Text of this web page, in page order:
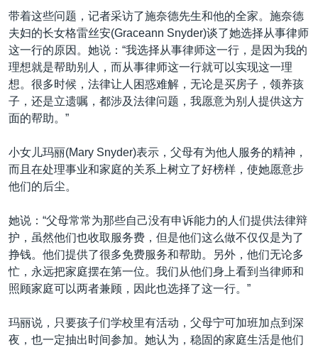
带着这些问题，记者采访了施奈德先生和他的全家。施奈德
夫妇的长女格雷丝安(Graceann Snyder)谈了她选择从事律师
这一行的原因。她说：“我选择从事律师这一行，是因为我的
理想就是帮助别人，而从事律师这一行就可以实现这一理
想。很多时候，法律让人困惑难解，无论是买房子，领养孩
子，还是立遗嘱，都涉及法律问题，我愿意为别人提供这方
面的帮助。”
小女儿玛丽(Mary Snyder)表示，父母有为他人服务的精神，
而且在处理事业和家庭的关系上树立了好榜样，使她愿意步
他们的后尘。
她说：“父母常常为那些自己没有申诉能力的人们提供法律辩
护，虽然他们也收取服务费，但是他们这么做不仅仅是为了
挣钱。他们提供了很多免费服务和帮助。另外，他们无论多
忙，永远把家庭摆在第一位。我们从他们身上看到当律师和
照顾家庭可以两者兼顾，因此也选择了这一行。”
玛丽说，只要孩子们学校里有活动，父母宁可加班加点到深
夜，也一定抽出时间参加。她认为，稳固的家庭生活是他们